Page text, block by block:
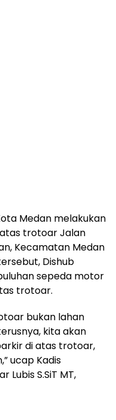
Medan melakukan
trotoar Jalan
Kecamatan Medan
Dishub
sepeda motor
trotoar.
bukan lahan
kita akan
di atas trotoar,
ucap Kadis
Lubis S.SiT MT,